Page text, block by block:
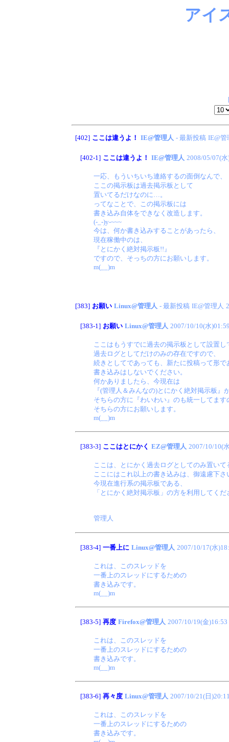
アイ
[402] ここは違うよ！ IE@管理人 - 最新投稿 IE@管
[402-1] ここは違うよ！ IE@管理人 2008/05/07(
一応、もういちいち連絡するの面倒なんで、
ここの掲示板は過去掲示板として
置いてるだけなのに…。
ってなことで、この掲示板には
書き込み自体をできなく改造します。
(-_-)y-~~~
今は、何か書き込みすることがあったら、
現在稼働中のは、
『とにかく絶対掲示板!!』
ですので、そっちの方にお願いします。
m(__)m
[383] お願い Linux@管理人 - 最新投稿 IE@管理人
[383-1] お願い Linux@管理人 2007/10/10(水)01:59
ここはもうすでに過去の掲示板として設置
過去ログとしてだけのみの存在ですので、
続きとしてであっても、新たに投稿って形で
書き込みはしないでください。
何かありましたら、今現在は
『(管理人＆みんなの)とにかく絶対掲示板』
そちらの方に『わいわい』のも統一してます
そちらの方にお願いします。
m(__)m
[383-3] ここはとにかく EZ@管理人 2007/10/10(
ここは、とにかく過去ログとしてのみ置いて
ここにはこれ以上の書き込みは、御遠慮下さ
今現在進行系の掲示板である、
「とにかく絶対掲示板」の方を利用してくだ
管理人
[383-4] 一番上に Linux@管理人 2007/10/17(水
これは、このスレッドを
一番上のスレッドにするための
書き込みです。
m(__)m
[383-5] 再度 Firefox@管理人 2007/10/19(金)16:53
これは、このスレッドを
一番上のスレッドにするための
書き込みです。
m(__)m
[383-6] 再々度 Linux@管理人 2007/10/21(日)20:11
これは、このスレッドを
一番上のスレッドにするための
書き込みです。